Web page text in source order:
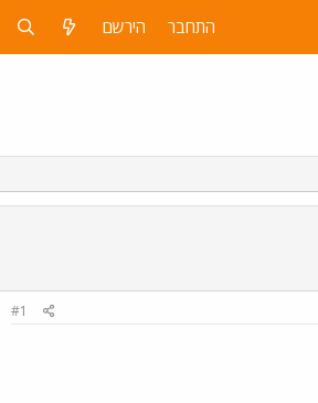
התחבר הירשם
#1